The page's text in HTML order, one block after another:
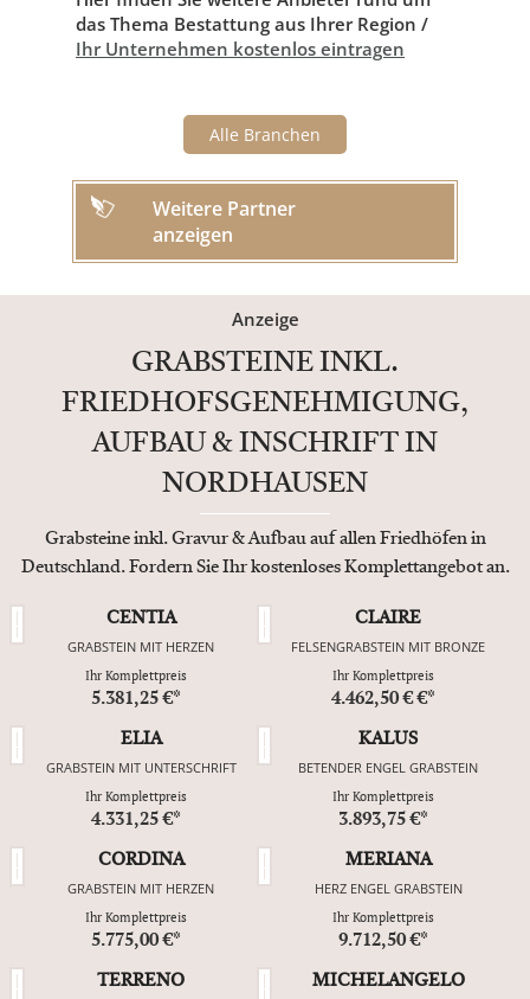
das Thema Bestattung aus Ihrer Region /
Ihr Unternehmen kostenlos eintragen
Alle Branchen
Weitere Partner
anzeigen
Anzeige
GRABSTEINE INKL.
FRIEDHOFSGENEHMIGUNG,
AUFBAU & INSCHRIFT IN
NORDHAUSEN
Grabsteine inkl. Gravur & Aufbau auf allen Friedhöfen in
Deutschland. Fordern Sie Ihr kostenloses Komplettangebot an.
CENTIA
GRABSTEIN MIT HERZEN
Ihr Komplettpreis
5.381,25 €*
CLAIRE
FELSENGRABSTEIN MIT BRONZE
Ihr Komplettpreis
4.462,50 € €*
ELIA
GRABSTEIN MIT UNTERSCHRIFT
Ihr Komplettpreis
4.331,25 €*
KALUS
BETENDER ENGEL GRABSTEIN
Ihr Komplettpreis
3.893,75 €*
CORDINA
GRABSTEIN MIT HERZEN
Ihr Komplettpreis
5.775,00 €*
MERIANA
HERZ ENGEL GRABSTEIN
Ihr Komplettpreis
9.712,50 €*
TERRENO
MICHELANGELO